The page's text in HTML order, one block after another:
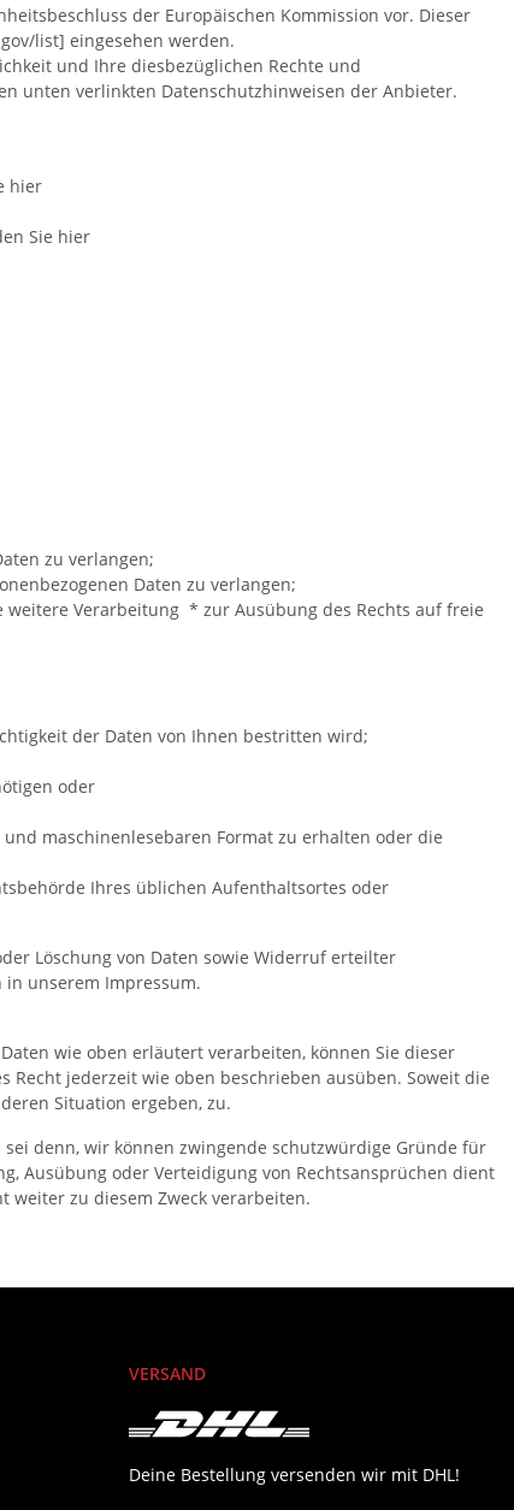
der Europäischen Kommission vor. Dieser
list] eingesehen werden.
und Ihre diesbezüglichen Rechte und
unten verlinkten Datenschutzhinweisen der Anbieter.
hier
Sie hier
zu verlangen;
Daten zu verlangen;
weitere Verarbeitung * zur Ausübung des Rechts auf freie
der Daten von Ihnen bestritten wird;
oder
maschinenlesebaren Format zu erhalten oder die
Ihres üblichen Aufenthaltsortes oder
Löschung von Daten sowie Widerruf erteilter
unserem Impressum.
wie oben erläutert verarbeiten, können Sie dieser
jederzeit wie oben beschrieben ausüben. Soweit die
Situation ergeben, zu.
denn, wir können zwingende schutzwürdige Gründe für
Ausübung oder Verteidigung von Rechtsansprüchen dient
weiter zu diesem Zweck verarbeiten.
VERSAND
Deine Bestellung versenden wir mit DHL!